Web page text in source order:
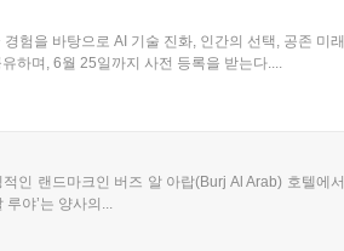
험을 바탕으로 AI 기술 진화, 인간의 선택, 공존 미래
하며, 6월 25일까지 사전 등록을 받는다....
인 랜드마크인 버즈 알 아랍(Burj Al Arab) 호텔에서
야’는 양사의...